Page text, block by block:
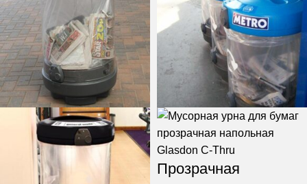
Прозрачная